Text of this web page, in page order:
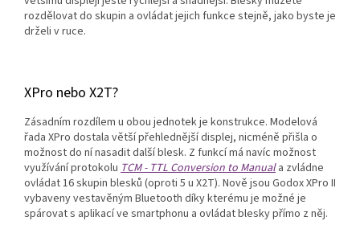
rozdělovat do skupin a ovládat jejich funkce stejně, jako byste je
drželi v ruce.
XPro nebo X2T?
Zásadním rozdílem u obou jednotek je konstrukce. Modelová
řada XPro dostala větší přehlednější displej, nicméně přišla o
možnost do ní nasadit další blesk. Z funkcí má navíc možnost
využívání protokolu TCM - TTL Conversion to Manuala zvládne
ovládat 16 skupin blesků (oproti 5 u X2T). Nově jsou Godox XPro II
vybaveny vestavěným Bluetooth díky kterému je možné je
spárovat s aplikací ve smartphonu a ovládat blesky přímo z něj.